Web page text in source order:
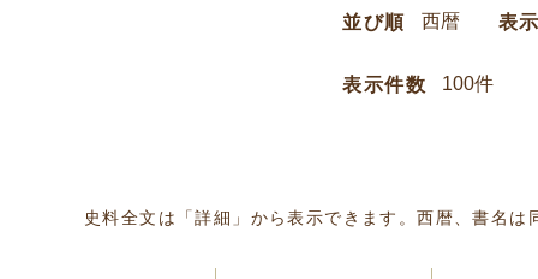
並び順 表
表示件数
史料全文は「詳細」から表示できます。西暦、書名